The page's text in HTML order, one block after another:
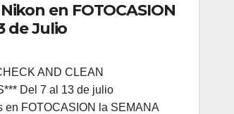
en FOTOCASION
de Julio
AND CLEAN
Del 7 al 13 de julio
en FOTOCASION la SEMANA